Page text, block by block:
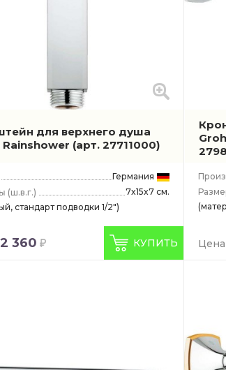
для верхнего душа
Rainshower (арт. 27711000)
Германия
(ш.в.г.)
7x15x7 см.
стандарт подводки 1/2")
360 КУПИТЬ Цена